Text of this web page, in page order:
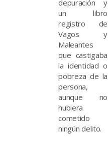
depuración y
un libro
registro de
Vagos y
Maleantes
que castigaba
la identidad o
pobreza de la
persona,
aunque no
hubiera
cometido
ningún delito.